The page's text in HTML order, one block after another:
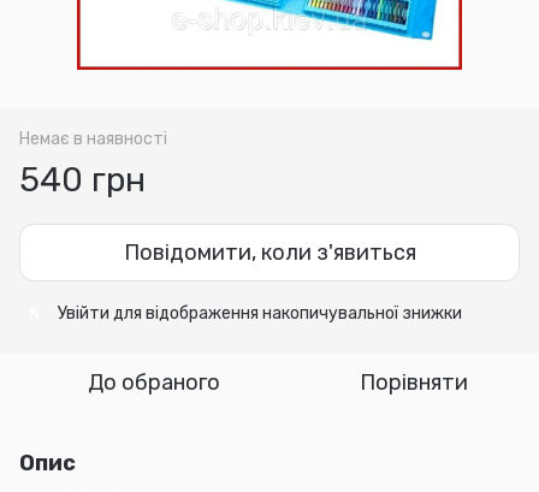
Немає в наявності
540 грн
Повідомити, коли з'явиться
Увійти для відображення накопичувальної знижки
До обраного Порівняти
Опис